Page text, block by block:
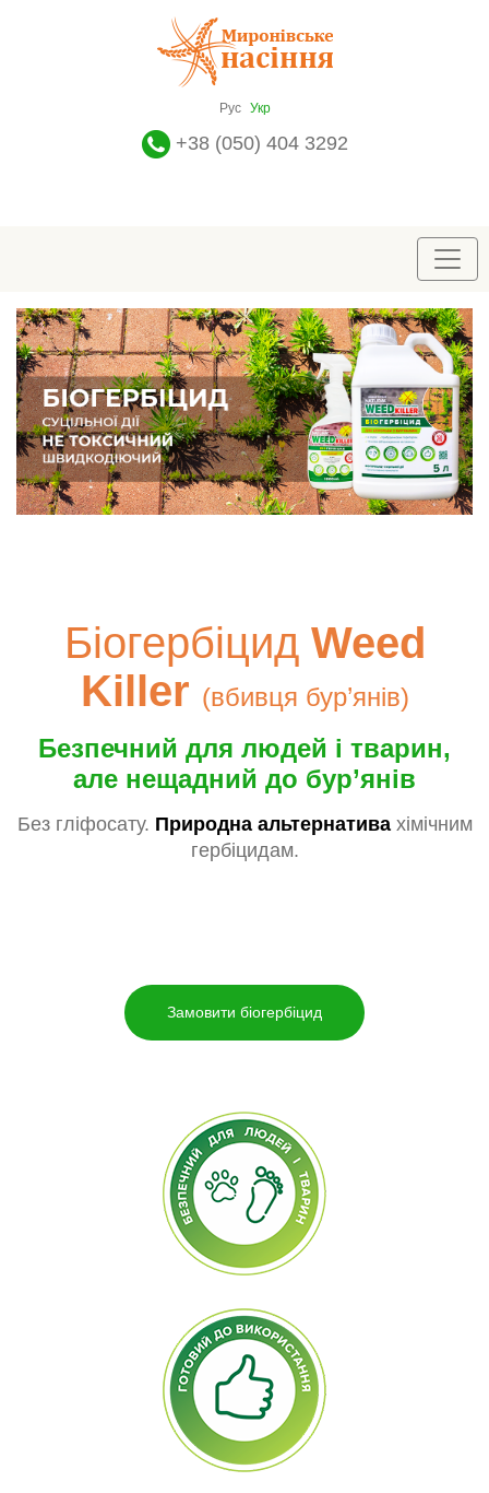
Рус Укр
+38 (050) 404 3292
БіогербіцидWeed
Killer (вбивця бур’янів)
Безпечний для людей і тварин,
але нещадний до бур’янів
Без гліфосату. Природна альтернативахімічним
гербіцидам.
Замовити біогербіцид